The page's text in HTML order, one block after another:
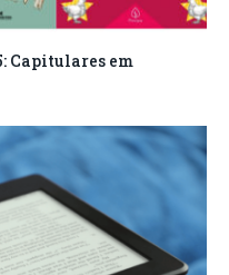
Capitulares em